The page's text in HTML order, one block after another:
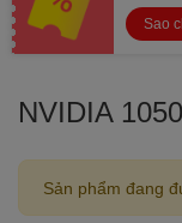
Sao
NVIDIA
Sản phẩm đang